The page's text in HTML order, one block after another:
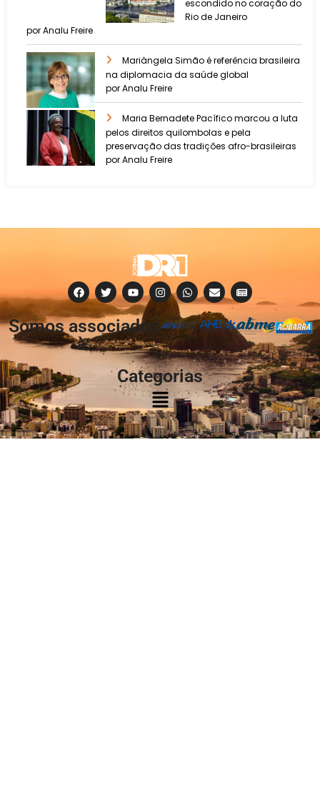
escondido no coração do
Rio de Janeiro
por Analu Freire
Mariângela Simão é referência brasileira
na diplomacia da saúde global
por Analu Freire
Maria Bernadete Pacífico marcou a luta
pelos direitos quilombolas e pela
preservação das tradições afro-brasileiras
por Analu Freire
Somos associados
à:
Categorias